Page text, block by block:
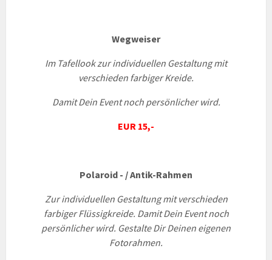
Wegweiser
Im Tafellook zur individuellen Gestaltung mit
verschieden farbiger Kreide.
Damit Dein Event noch persönlicher wird.
EUR 15,-
Polaroid - / Antik-Rahmen
Zur individuellen Gestaltung mit verschieden
farbiger Flüssigkreide. Damit Dein Event noch
persönlicher wird. Gestalte Dir Deinen eigenen
Fotorahmen.